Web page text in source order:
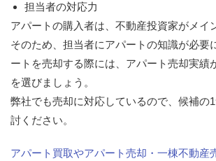
担当者の対応力
アパートの購入者は、不動産投資家がメイ
そのため、担当者にアパートの知識が必要
ートを売却する際には、アパート売却実績
を選びましょう。
弊社でも売却に対応しているので、候補の
討ください。
アパート買取やアパート売却・一棟不動産